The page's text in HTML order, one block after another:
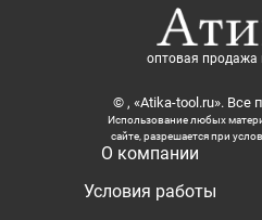
оптовая продажа
© , «Atika-tool.ru».
Использование любых
сайте, разрешается при
О компании
Условия работы